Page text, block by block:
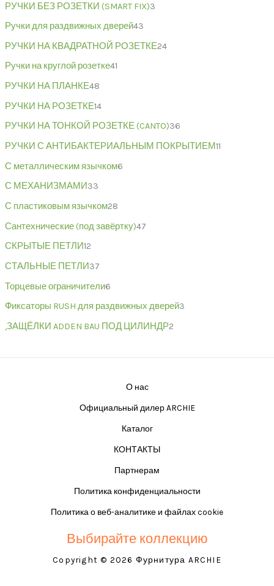
РУЧКИ БЕЗ РОЗЕТКИ (SMART FIX)3
Ручки для раздвижных дверей43
РУЧКИ НА КВАДРАТНОЙ РОЗЕТКЕ24
Ручки на круглой розетке41
РУЧКИ НА ПЛАНКЕ48
РУЧКИ НА РОЗЕТКЕ14
РУЧКИ НА ТОНКОЙ РОЗЕТКЕ (CANTO)36
РУЧКИ С АНТИБАКТЕРИАЛЬНЫМ ПОКРЫТИЕМ11
С металлическим язычком6
С МЕХАНИЗМАМИ33
С пластиковым язычком28
Сантехнические (под завёртку)47
СКРЫТЫЕ ПЕТЛИ12
СТАЛЬНЫЕ ПЕТЛИ37
Торцевые ограничители6
Фиксаторы RUSH для раздвижных дверей3
,ЗАЩЁЛКИ ADDEN BAU ПОД ЦИЛИНДР2
О нас
Официальный дилер ARCHIE
Каталог
КОНТАКТЫ
Партнерам
Политика конфиденциальности
Политика о веб-аналитике и файлах cookie
Выбирайте коллекцию
Copyright © 2026 Фурнитура ARCHIE